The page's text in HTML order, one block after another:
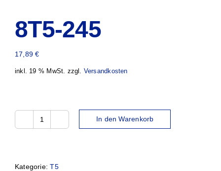
8T5-245
17,89€
inkl. 19 % MwSt. zzgl. Versandkosten
8T5-
In den Warenkorb
Kategorie:T5